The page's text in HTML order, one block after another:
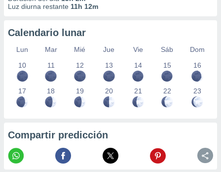
Luz diurna restante 11h 12m
Calendario lunar
Lun Mar Mié Jue Vie Sáb
Dom
10
11 12 13 14 15 16
17 18 19 20 21 22 23
Compartir predicción